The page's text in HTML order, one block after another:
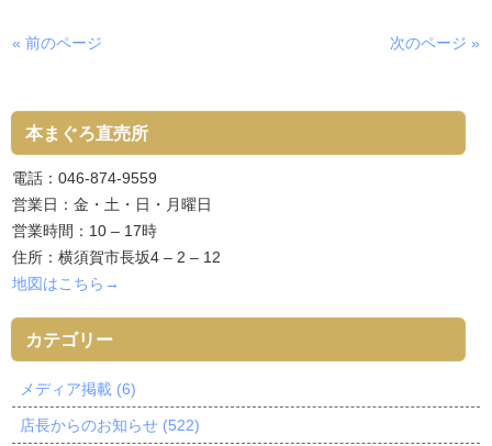
« 前のページ 次のページ »
本まぐろ直売所
電話：046-874-9559
営業日：金・土・日・月曜日
営業時間：10 – 17時
住所：横須賀市長坂4 – 2 – 12
地図はこちら→
カテゴリー
メディア掲載 (6)
店長からのお知らせ (522)